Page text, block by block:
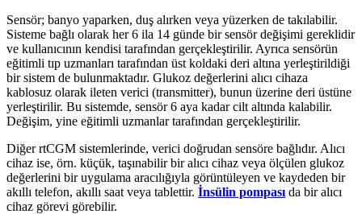
Sensör; banyo yaparken, duş alırken veya yüzerken de takılabilir.
Sisteme bağlı olarak her 6 ila 14 günde bir sensör değişimi gereklidir
ve kullanıcının kendisi tarafından gerçekleştirilir. Ayrıca sensörün
eğitimli tıp uzmanları tarafından üst koldaki deri altına yerleştirildiği
bir sistem de bulunmaktadır. Glukoz değerlerini alıcı cihaza
kablosuz olarak ileten verici (transmitter), bunun üzerine deri üstüne
yerleştirilir. Bu sistemde, sensör 6 aya kadar cilt altında kalabilir.
Değişim, yine eğitimli uzmanlar tarafından gerçekleştirilir.
Diğer rtCGM sistemlerinde, verici doğrudan sensöre bağlıdır. Alıcı
cihaz ise, örn. küçük, taşınabilir bir alıcı cihaz veya ölçülen glukoz
değerlerini bir uygulama aracılığıyla görüntüleyen ve kaydeden bir
akıllı telefon, akıllı saat veya tablettir. İnsülin pompası da bir alıcı
cihaz görevi görebilir.